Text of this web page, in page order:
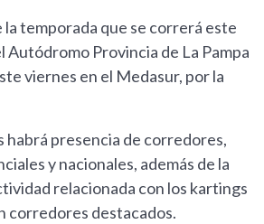
la temporada que se correrá este
Autódromo Provincia de La Pampa
viernes en el Medasur, por la
habrá presencia de corredores,
y nacionales, además de la
relacionada con los kartings
corredores destacados.